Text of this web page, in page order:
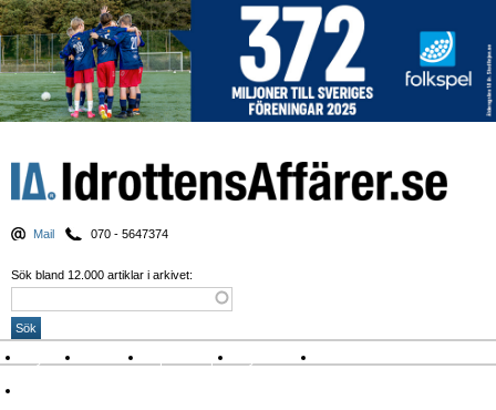
Mail 070 - 5647374
Sök bland 12.000 artiklar i arkivet:
Nyheter Krönikor Sport & spel Nyhetsbrev